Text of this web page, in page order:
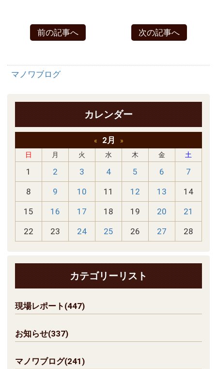
前の記事へ 次の記事へ
マノワブログ
カレンダー
« 2月
»
日
月 火 水 木 金 土
1 2 3 4 5 6 7
8 9 10 11 12 13 14
15 16 17 18 19 20 21
22 23 24 25 26 27 28
カテゴリーリスト
現場レポート(447)
お知らせ(337)
マノワブログ(241)